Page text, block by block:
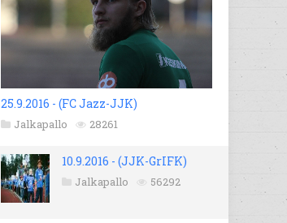
25.9.2016 - (FC Jazz-JJK)
Jalkapallo 28261
10.9.2016 - (JJK-GrIFK)
Jalkapallo 56292